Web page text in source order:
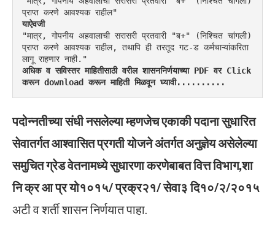
प्राप्त करणे आवश्यक राहील"
याऐवजी
"मात्र, गोपनीय अहवालाची सरासरी प्रतवारी "ब+" (निश्चित चांगली)
प्राप्त करणे आवश्यक राहील, तथापि ही तरतूद गट-ड कर्मचाऱ्यांकरिता
लागू राहणार नाही."
अधिक व सविस्तर माहितीसाठी वरील शासननिर्णयाच्या PDF वर Click
करून download करून माहिती मिळवून घ्यावी..........
पदोन्नतीच्यासंधीनसलेल्याम्हणजेचएकाकीपदानासुधारित
सेवातर्गतआश्वासितप्रगतीयोजनेअंतर्गतअनुज्ञेयअसेलेल्या
समुचितग्रेडवेतनामध्येसुधारणाकरणेबाबतवित्तविभाग,शा
निक्रआप्रयो१०१५/ प्रक्र२१/ सेवा३ दि१०/२/२०१५
अटी व शर्ती शासन निर्णयात पाहा.